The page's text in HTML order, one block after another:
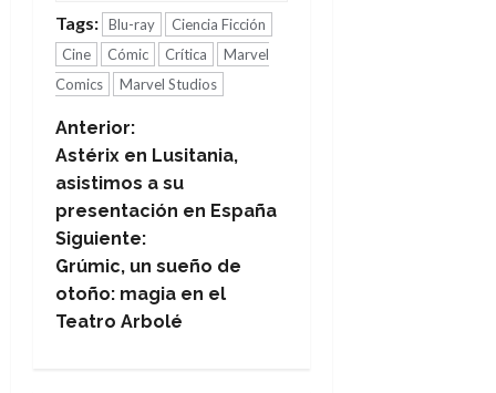
Tags: Blu-ray
Ciencia Ficción
Cine
Cómic Crítica
Marvel
Comics
Marvel Studios
N
a
v
e
g
Anterior:
Astérix en Lusitania,
asistimos a su
presentación en España
Siguiente:
Grúmic, un sueño de
otoño: magia en el
Teatro Arbolé